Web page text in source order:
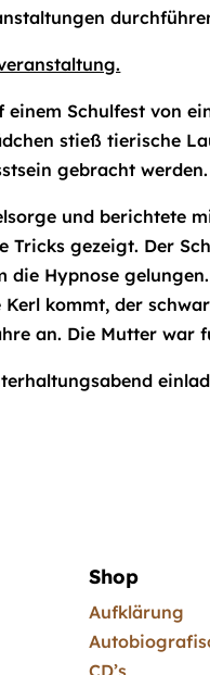
einem Schulfest von
stieß tierische
gebracht werden.
und berichtete
Tricks gezeigt. Der
Hypnose
kommt, der
an. Die Mutter war
Shop
Aufklärung
CD’s